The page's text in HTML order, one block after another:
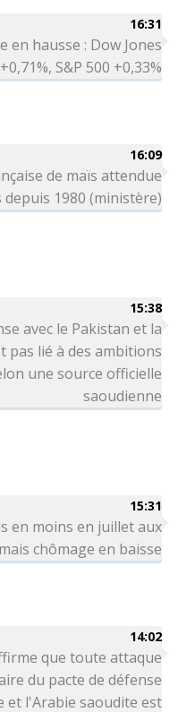
16:31
en hausse : Dow Jones
S&P 500 +0,33%
16:09
de maïs attendue
depuis 1980 (ministère)
15:38
avec le Pakistan et la
pas lié à des ambitions
une source officielle
saoudienne
15:31
en moins en juillet aux
chômage en baisse
14:02
que toute attaque
du pacte de défense
et l'Arabie saoudite est